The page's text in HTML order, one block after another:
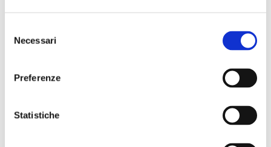
delNecessari
Preferenze
Statistiche
installazione di pompe di calore o impianti
di cogenerazione alimentati da fonti
installazione di tecnologie di
building
installazione di infrastrutture per la ricarica